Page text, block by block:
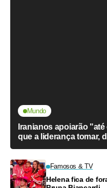
Mundo
Iranianos apoiarão
que a liderança tomar,
Famosos & TV
Helena fica de